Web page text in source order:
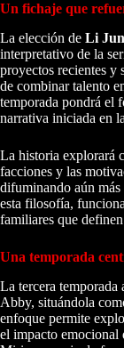
Un fichaje que
La elección de Li
interpretativo de la
proyectos recientes y
de combinar talento
temporada pondrá el
narrativa iniciada en
La historia explorará
facciones y las
difuminando aún
esta filosofía,
familiares que
Una temporada
La tercera temporada
Abby, situándola
enfoque permite
el impacto emocional